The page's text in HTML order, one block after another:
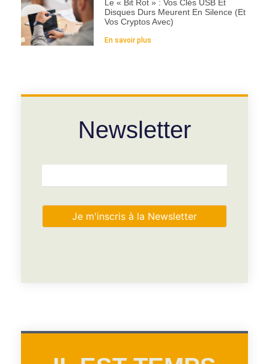
Le « Bit Rot » : Vos Clés USB Et
Disques Durs Meurent En Silence (et
Vos Cryptos Avec)
En savoir plus
Newsletter